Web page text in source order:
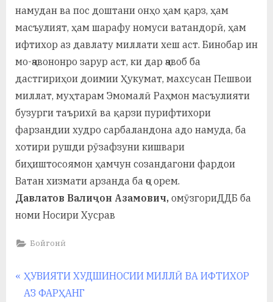
намудан ва пос доштани онҳо ҳам қарз, ҳам
масъулият, ҳам шарафу номуси ватандорӣ, ҳам
ифтихор аз давлату миллати хеш аст. Бинобар ин
мо-ҷавононро зарур аст, ки дар ҷавоб ба
дастгириҳои доимии Ҳукумат, махсусан Пешвои
миллат, муҳтарам Эмомалӣ Раҳмон масъулияти
бузурги таърихӣ ва қарзи пурифтихори
фарзандии худро сарбаландона адо намуда, ба
хотири рушди рӯзафзуни кишвари
биҳиштосоямон ҳамчун созандагони фардои
Ватан хизмати арзанда ба ҷо орем.
Давлатов Валиҷон Азамович, омӯзгориДДБ ба
номи Носири Хусрав
Бойгонӣ
Навигация
P
r
ҲУВИЯТИ ХУДШИНОСИИ МИЛЛӢ ВА ИФТИХОР
АЗ ФАРҲАНГ